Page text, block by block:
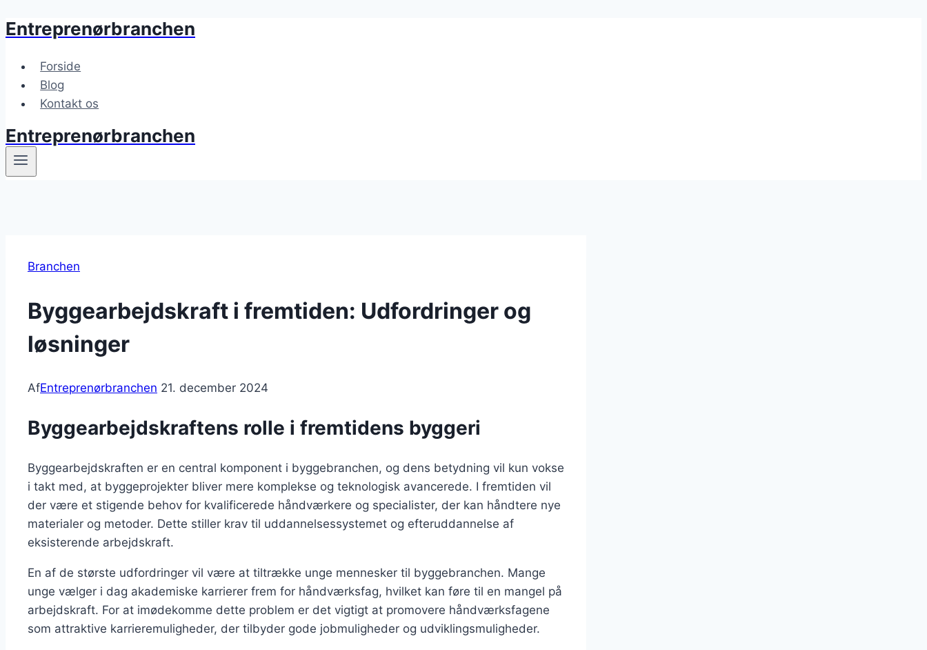
Fortsæt
indhold
Entreprenørbranchen
Forside
Blog
Kontakt os
Entreprenørbranchen
Branchen
Byggearbejdskraft i fremtiden: Udfordringer og
løsninger
AfEntreprenørbranchen 21. december 2024
Byggearbejdskraftens rolle i fremtidens byggeri
Byggearbejdskraften er en central komponent i byggebranchen, og dens betydning vil kun vokse
i takt med, at byggeprojekter bliver mere komplekse og teknologisk avancerede. I fremtiden vil
der være et stigende behov for kvalificerede håndværkere og specialister, der kan håndtere nye
materialer og metoder. Dette stiller krav til uddannelsessystemet og efteruddannelse af
eksisterende arbejdskraft.
En af de største udfordringer vil være at tiltrække unge mennesker til byggebranchen. Mange
unge vælger i dag akademiske karrierer frem for håndværksfag, hvilket kan føre til en mangel på
arbejdskraft. For at imødekomme dette problem er det vigtigt at promovere håndværksfagene
som attraktive karrieremuligheder, der tilbyder gode jobmuligheder og udviklingsmuligheder.